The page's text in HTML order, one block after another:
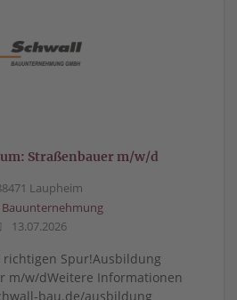
Straßenbauer m/w/d
Laupheim
Bauunternehmung
13.07.2026
Spur!Ausbildung
m/w/dWeitere Informationen
bau.de/ausbildung